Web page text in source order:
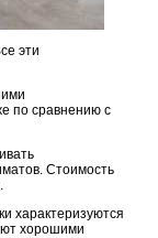
эти
по сравнению с
Стоимость
характеризуются
хорошими